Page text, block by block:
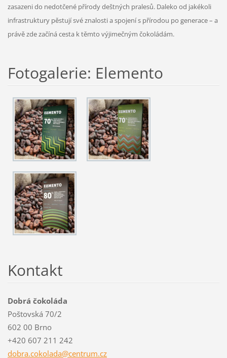
zasazeni do nedotčené přírody deštných pralesů. Daleko od jakékoli
infrastruktury pěstují své znalosti a spojení s přírodou po generace – a
právě zde začíná cesta k těmto výjimečným čokoládám.
Fotogalerie: Elemento
Kontakt
Dobrá čokoláda
Poštovská 70/2
602 00 Brno
+420 607 211 242
dobra.cokolada@centrum.cz